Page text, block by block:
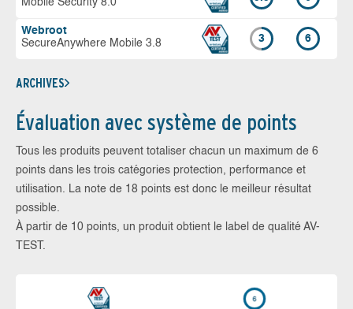
Webroot
SecureAnywhere Mobile 3.8
3 6
ARCHIVES
Évaluation avec système de points
Tous les produits peuvent totaliser chacun un maximum de 6
points dans les trois catégories protection, performance et
utilisation. La note de 18 points est donc le meilleur résultat
possible.
À partir de 10 points, un produit obtient le label de qualité AV-
TEST.